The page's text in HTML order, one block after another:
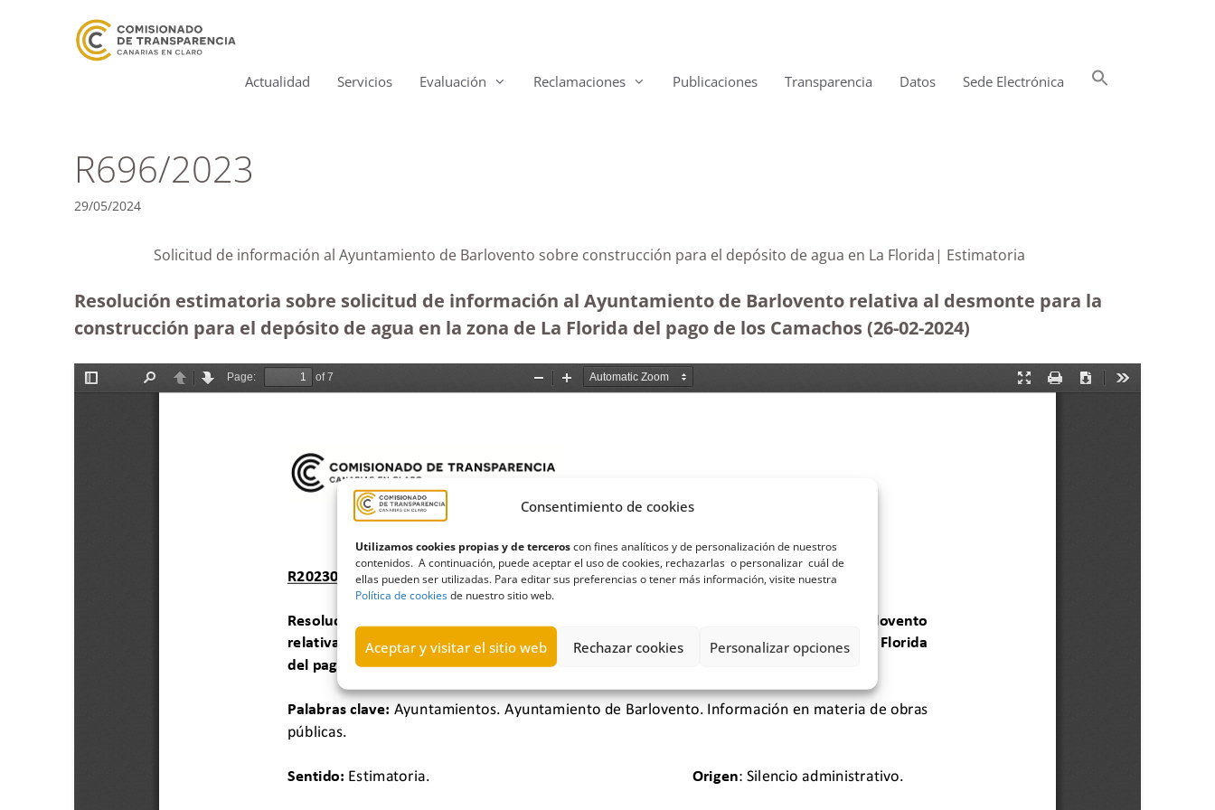
Consentimiento de cookies
Utilizamos cookies propias y de terceroscon fines analíticos y de personalización de nuestros
contenidos. A continuación, puede aceptar el uso de cookies, rechazarlas o personalizar cuál de
ellas pueden ser utilizadas. Para editar sus preferencias o tener más información, visite nuestra
Política de cookiesde nuestro sitio web.
Aceptar y visitar el sitio web Rechazar cookies Personalizar opciones
Actualidad Servicios Evaluación Reclamaciones Publicaciones Transparencia Datos Sede Electrónica
R696/2023
29/05/2024
Solicitud de información al Ayuntamiento de Barlovento sobre construcción para el depósito de agua en La Florida| Estimatoria
Resolución estimatoria sobre solicitud de información al Ayuntamiento de Barlovento relativa al desmonte para la
construcción para el depósito de agua en la zona de La Florida del pago de los Camachos(26-02-2024)